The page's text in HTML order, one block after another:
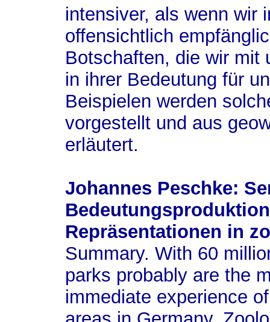
intensiver, als wenn wir
offensichtlich
Botschaften, die wir mit
in ihrer Bedeutung für
Beispielen werden
vorgestellt und aus
erläutert.
Johannes Peschke:
Repräsentationen in
Summary.With 60
parks probably are the
immediate experience